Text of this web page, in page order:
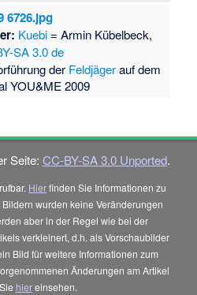
6726.jpg
Kuebi = Armin Kübelbeck,
SA 3.0 de
der Feldjägerauf dem
YOU&ME 2009
Seite: CC-BY-SA 3.0 Unported.
Hierfinden Sie Informationen zu
wurden keine Veränderungen
aber in der Regel wie bei der
verkleinert, d.h. als Vorschaubilder
Bild für weitere Informationen zum
Änderungen am Artikel
hiereinsehen.